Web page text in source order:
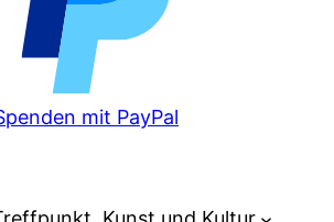
mit PayPal